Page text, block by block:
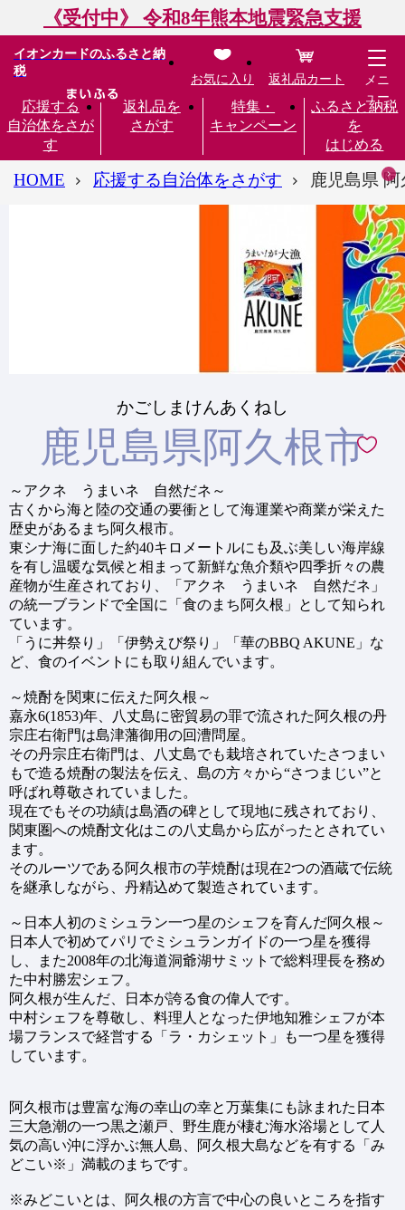
《受付中》 令和8年熊本地震緊急支援
イオンカードのふるさと納
税
応援する
自治体をさが
す
返礼品を
さがす
特集・
キャンペーン
ふるさと納税
を
はじめる
お気に入り 返礼品カート
メニ
ュー
HOME 応援する自治体をさがす 鹿児島県
かごしまけんあくねし
鹿児島県阿久根市
～アクネ うまいネ 自然だネ～
古くから海と陸の交通の要衝として海運業や商業が栄えた
歴史があるまち阿久根市。
東シナ海に面した約40キロメートルにも及ぶ美しい海岸線
を有し温暖な気候と相まって新鮮な魚介類や四季折々の農
産物が生産されており、「アクネ うまいネ 自然だネ」
の統一ブランドで全国に「食のまち阿久根」として知られ
ています。
「うに丼祭り」「伊勢えび祭り」「華のBBQ AKUNE」な
ど、食のイベントにも取り組んでいます。
～焼酎を関東に伝えた阿久根～
嘉永6(1853)年、八丈島に密貿易の罪で流された阿久根の丹
宗庄右衛門は島津藩御用の回漕問屋。
その丹宗庄右衛門は、八丈島でも栽培されていたさつまい
もで造る焼酎の製法を伝え、島の方々から“さつまじい”と
呼ばれ尊敬されていました。
現在でもその功績は島酒の碑として現地に残されており、
関東圏への焼酎文化はこの八丈島から広がったとされてい
ます。
そのルーツである阿久根市の芋焼酎は現在2つの酒蔵で伝統
を継承しながら、丹精込めて製造されています。
～日本人初のミシュラン一つ星のシェフを育んだ阿久根～
日本人で初めてパリでミシュランガイドの一つ星を獲得
し、また2008年の北海道洞爺湖サミットで総料理長を務め
た中村勝宏シェフ。
阿久根が生んだ、日本が誇る食の偉人です。
中村シェフを尊敬し、料理人となった伊地知雅シェフが本
場フランスで経営する「ラ・カシェット」も一つ星を獲得
しています。
阿久根市は豊富な海の幸山の幸と万葉集にも詠まれた日本
三大急潮の一つ黒之瀬戸、野生鹿が棲む海水浴場として人
気の高い沖に浮かぶ無人島、阿久根大島などを有する「み
どこい※」満載のまちです。
※みどこいとは、阿久根の方言で中心の良いところを指す